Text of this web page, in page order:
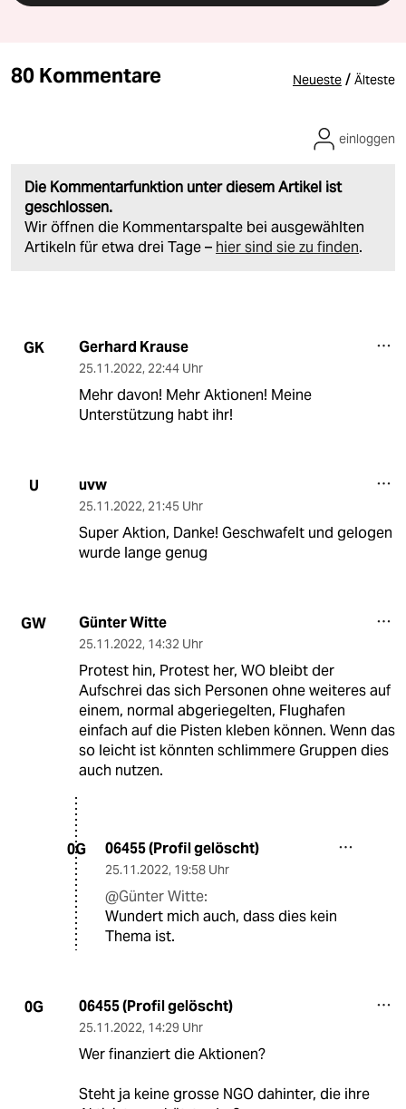
80 Kommentare Neueste / Älteste
Die Kommentarfunktion unter diesem Artikel ist
geschlossen.
Wir öffnen die Kommentarspalte bei ausgewählten
Artikeln für etwa drei Tage – hier sind sie zu finden.
einloggen
GK Gerhard Krause
25.11.2022, 22:44 Uhr
Mehr davon! Mehr Aktionen! Meine
Unterstützung habt ihr!
U uvw
25.11.2022, 21:45 Uhr
Super Aktion, Danke! Geschwafelt und gelogen
wurde lange genug
GW Günter Witte
25.11.2022, 14:32 Uhr
Protest hin, Protest her, WO bleibt der
Aufschrei das sich Personen ohne weiteres auf
einem, normal abgeriegelten, Flughafen
einfach auf die Pisten kleben können. Wenn das
so leicht ist könnten schlimmere Gruppen dies
auch nutzen.
0G 06455 (Profil gelöscht)
25.11.2022, 19:58 Uhr
@Günter Witte:
Wundert mich auch, dass dies kein
Thema ist.
0G 06455 (Profil gelöscht)
25.11.2022, 14:29 Uhr
Wer finanziert die Aktionen?
Steht ja keine grosse NGO dahinter, die ihre